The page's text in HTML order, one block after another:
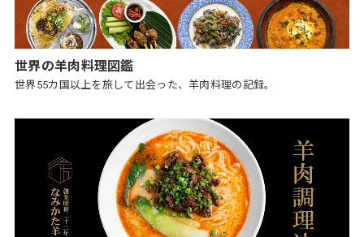
世界の羊肉料理図鑑
世界55カ国以上を旅して出会った、羊肉料理の記録。